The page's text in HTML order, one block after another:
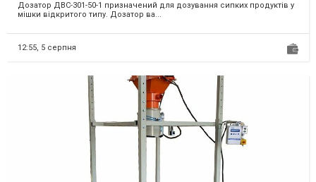
Дозатор ДВС-301-50-1 призначений для дозування сипких продуктів у
мішки відкритого типу. Дозатор ва...
12:55, 5 серпня